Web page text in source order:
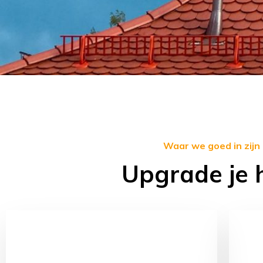
Waar we goed in zijn
Upgrade je